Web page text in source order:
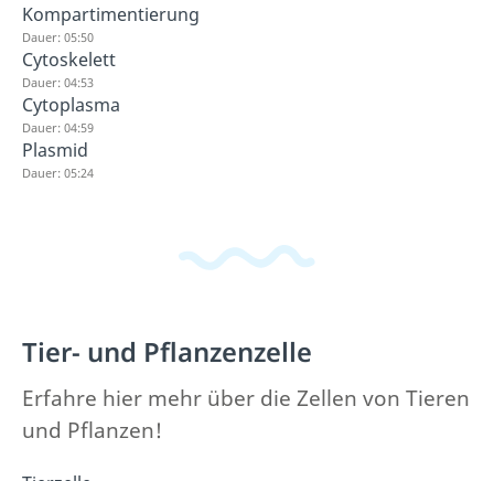
Kompartimentierung
Dauer: 05:50
Cytoskelett
Dauer: 04:53
Cytoplasma
Dauer: 04:59
Plasmid
Dauer: 05:24
Tier- und Pflanzenzelle
Erfahre hier mehr über die Zellen von Tieren
und Pflanzen!